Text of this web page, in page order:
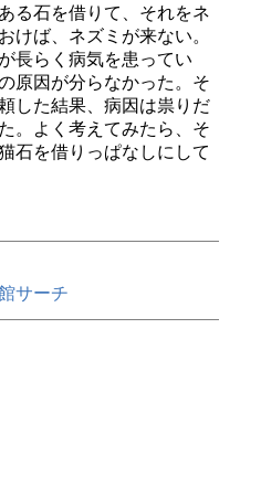
る石を借りて、それをネ
けば、ネズミが来ない。
長らく病気を患ってい
原因が分らなかった。そ
した結果、病因は祟りだ
。よく考えてみたら、そ
石を借りっぱなしにして
サーチ